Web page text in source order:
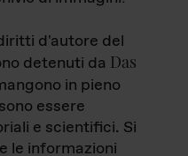
d'autore del
detenuti da Das
in pieno
essere
e scientifici. Si
le informazioni